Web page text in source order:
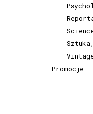
Promocje